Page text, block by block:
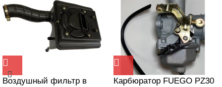
Воздушный фильтр в
Карбюратор FUEGO PZ30